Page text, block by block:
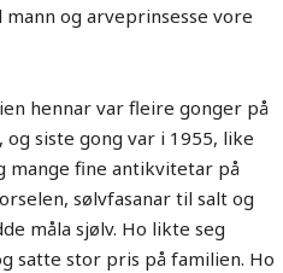
og arveprinsesse vore
hennar var fleire gonger på
siste gong var i 1955, like
mange fine antikvitetar på
sølvfasanar til salt og
måla sjølv. Ho likte seg
satte stor pris på familien. Ho